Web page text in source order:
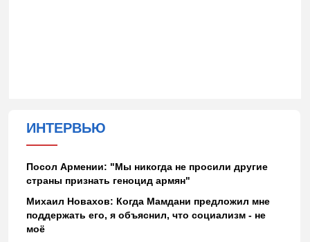
ИНТЕРВЬЮ
Посол Армении: "Мы никогда не просили другие
страны признать геноцид армян"
Михаил Новахов: Когда Мамдани предложил мне
поддержать его, я объяснил, что социализм - не
моё